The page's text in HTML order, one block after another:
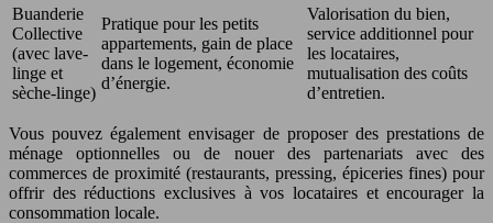
Buanderie
Collective
(avec lave-
linge et
sèche-linge)
Pratique pour les petits
appartements, gain de place
dans le logement, économie
d’énergie.
Valorisation du bien,
service additionnel pour
les locataires,
mutualisation des coûts
d’entretien.
Vous pouvez également envisager de proposer des prestations de
ménage optionnelles ou de nouer des partenariats avec des
commerces de proximité (restaurants, pressing, épiceries fines) pour
offrir des réductions exclusives à vos locataires et encourager la
consommation locale.